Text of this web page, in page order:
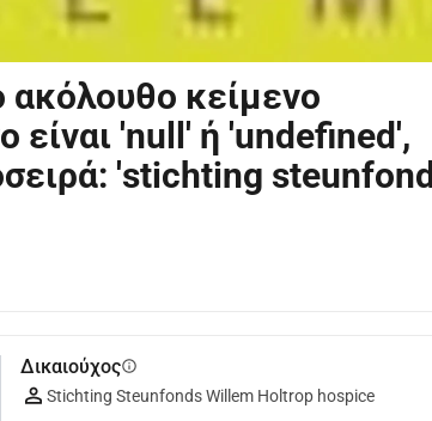
κείμενο
είναι 'null' ή 'undefined',
'stichting
Δικαιούχοςinfo
Stichting Steunfonds Willem Holtrop hospice